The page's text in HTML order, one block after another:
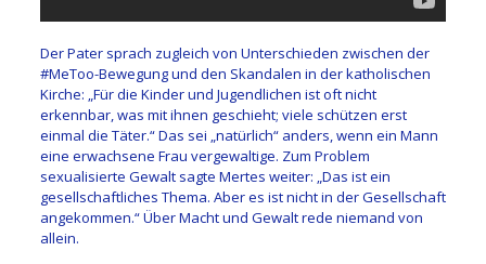
Der Pater sprach zugleich von Unterschieden zwischen der
#MeToo-Bewegung und den Skandalen in der katholischen
Kirche: „Für die Kinder und Jugendlichen ist oft nicht
erkennbar, was mit ihnen geschieht; viele schützen erst
einmal die Täter.“ Das sei „natürlich“ anders, wenn ein Mann
eine erwachsene Frau vergewaltige. Zum Problem
sexualisierte Gewalt sagte Mertes weiter: „Das ist ein
gesellschaftliches Thema. Aber es ist nicht in der Gesellschaft
angekommen.“ Über Macht und Gewalt rede niemand von
allein.